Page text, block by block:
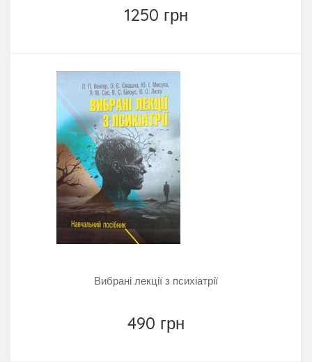
1250 грн
Вибрані лекції з психіатрії
490 грн